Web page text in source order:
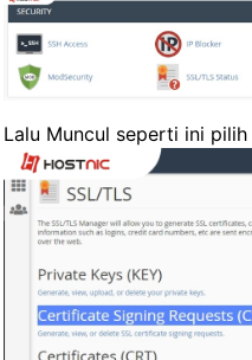
Lalu Muncul seperti ini